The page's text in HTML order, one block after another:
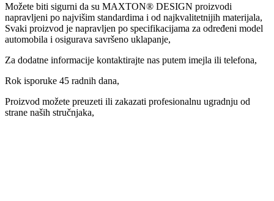
Možete biti sigurni da su MAXTON® DESIGN proizvodi
napravljeni po najvišim standardima i od najkvalitetnijih materijala,
Svaki proizvod je napravljen po specifikacijama za određeni model
automobila i osigurava savršeno uklapanje,
Za dodatne informacije kontaktirajte nas putem imejla ili telefona,
Rok isporuke 45 radnih dana,
Proizvod možete preuzeti ili zakazati profesionalnu ugradnju od
strane naših stručnjaka,